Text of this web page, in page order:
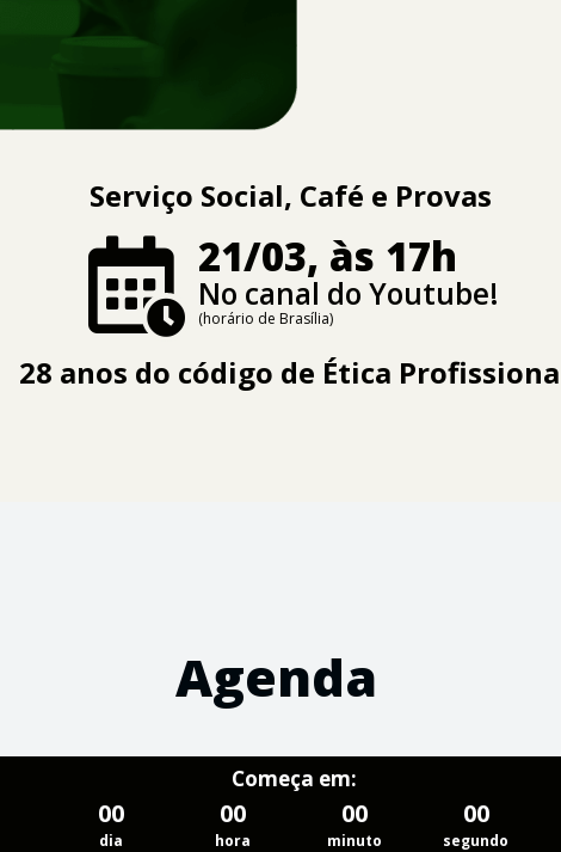
Serviço Social, Café e Provas
21/03, às 17h
No canal do Youtube!
(horário de Brasília)
28 anos do código de Ética
Agenda
Começa em:
00
dia
00
hora
00
minuto
00
segundo